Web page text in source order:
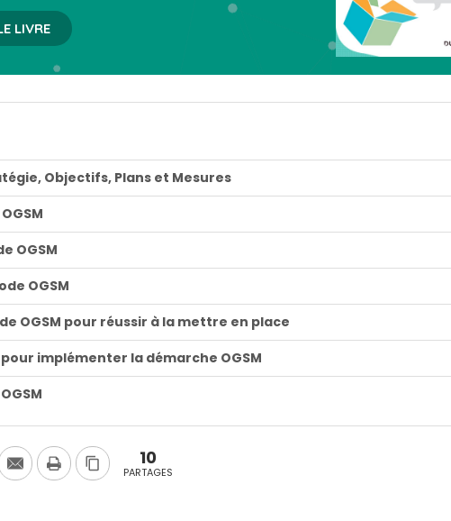
LIVRE
Objectifs, Plans et Mesures
OGSM
OGSM
OGSM pour réussir à la mettre en place
implémenter la démarche OGSM
10
PARTAGES